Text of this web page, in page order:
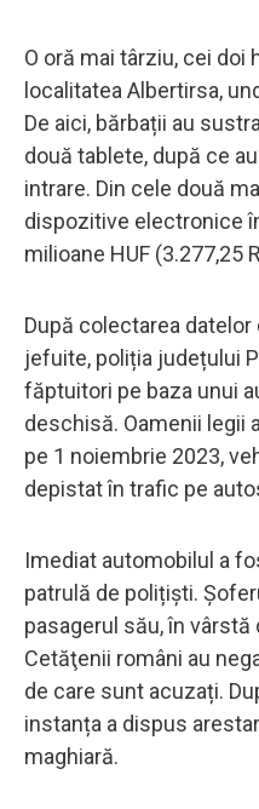
O oră mai târziu, cei doi
localitatea Albertirsa,
De aici, bărbații au
două tablete, după ce
intrare. Din cele două
dispozitive electronice
milioane HUF (3.277,25
După colectarea
jefuite, poliția județului
făptuitori pe baza unui
deschisă. Oamenii legii
pe 1 noiembrie 2023,
depistat în trafic pe
Imediat automobilul a
patrulă de polițiști.
pasagerul său, în
Cetăţenii români au
de care sunt acuzați.
instanța a dispus
maghiară.